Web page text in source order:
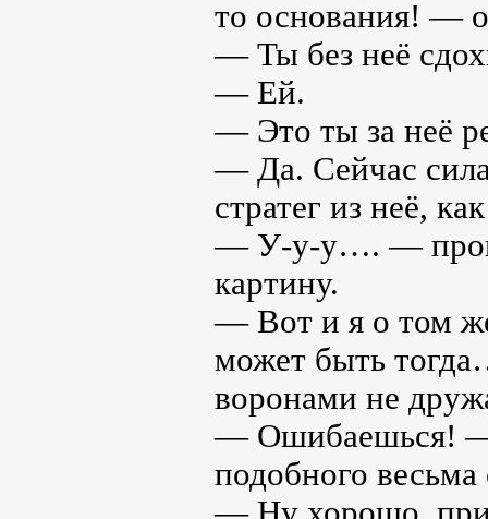
то основания! —
— Ты без неё
— Ей.
— Это ты за неё
— Да. Сейчас
стратег из неё,
— У-у-у…. —
картину.
— Вот и я о том
может быть
воронами не
— Ошибаешься! —
подобного весьма